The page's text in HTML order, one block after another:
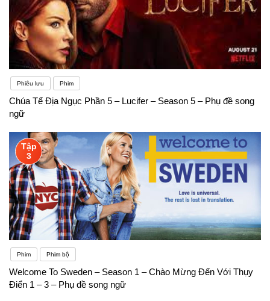
Phiêu lưu Phim
Chúa Tể Địa Ngục Phần 5 – Lucifer – Season 5 – Phụ đề song
ngữ
Tập
3
Phim Phim bộ
Welcome To Sweden – Season 1 – Chào Mừng Đến Với Thụy
Điển 1 – 3 – Phụ đề song ngữ